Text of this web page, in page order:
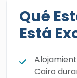
Abu Simbel,
legendario
Templo de
momento de
sonrisa en tu
Qué
Está
Cairo